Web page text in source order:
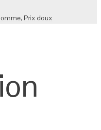
, Prix doux